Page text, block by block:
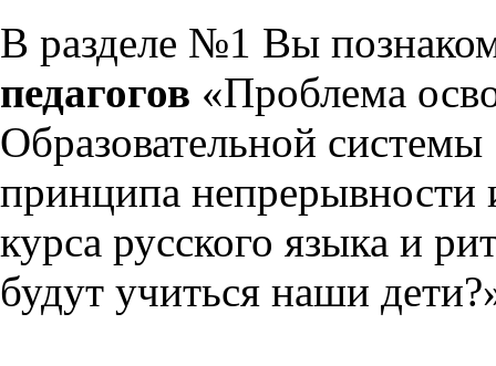
В разделе №1 Вы
педагогов «Проблема
Образовательной
принципа непрерывности
курса русского языка и
будут учиться наши